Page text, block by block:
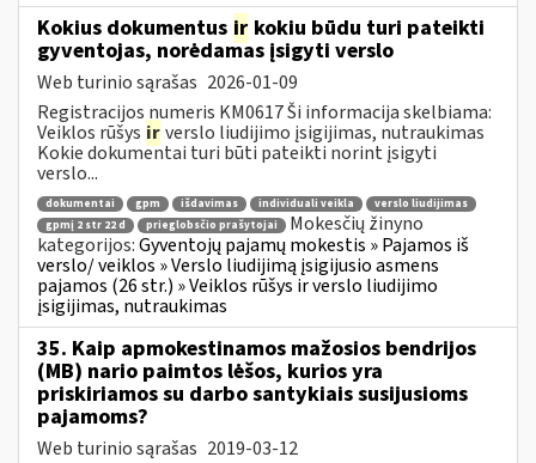
Kokius dokumentus ir kokiu būdu turi pateikti
gyventojas, norėdamas įsigyti verslo
Web turinio sąrašas 2026-01-09
Registracijos numeris KM0617 Ši informacija skelbiama:
Veiklos rūšys irverslo liudijimo įsigijimas, nutraukimas
Kokie dokumentai turi būti pateikti norint įsigyti
verslo...
dokumentai gpm išdavimas individuali veikla
verslo liudijimas
gpmį 2 str 22 d
prieglobsčio prašytojai
Mokesčių žinyno
kategorijos:Gyventojų pajamų mokestis » Pajamos iš
verslo/ veiklos » Verslo liudijimą įsigijusio asmens
pajamos (26 str.) » Veiklos rūšys ir verslo liudijimo
įsigijimas, nutraukimas
35. Kaip apmokestinamos mažosios bendrijos
(MB) nario paimtos lėšos, kurios yra
priskiriamos su darbo santykiais susijusioms
pajamoms?
Web turinio sąrašas 2019-03-12